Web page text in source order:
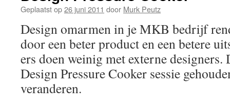
Geplaatst op26 juni 2011 door Murk Peutz
Design omarmen in je MKB bedrijf
door een beter product en een betere
ers doen weinig met externe designers.
Design Pressure Cooker sessie
veranderen.